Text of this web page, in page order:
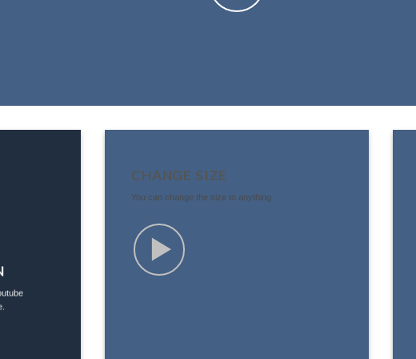
CHANGE SIZE
You can change the size to anything